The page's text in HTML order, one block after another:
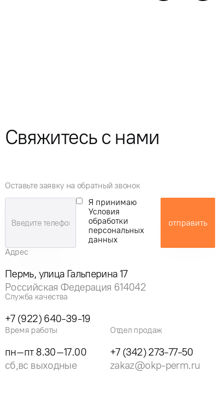
Свяжитесь с нами
Оставьте заявку на обратный звонок
Я принимаю
Условия
обработки
персональных
данных
отправить
Адрес
Пермь, улица Гальперина 17
Российская Федерация 614042
Служба качества
+7 (922) 640-39-19
Время работы
пн–пт 8.30–17.00
сб,вс выходные
Отдел продаж
+7 (342) 273-77-50
zakaz@okp-perm.ru